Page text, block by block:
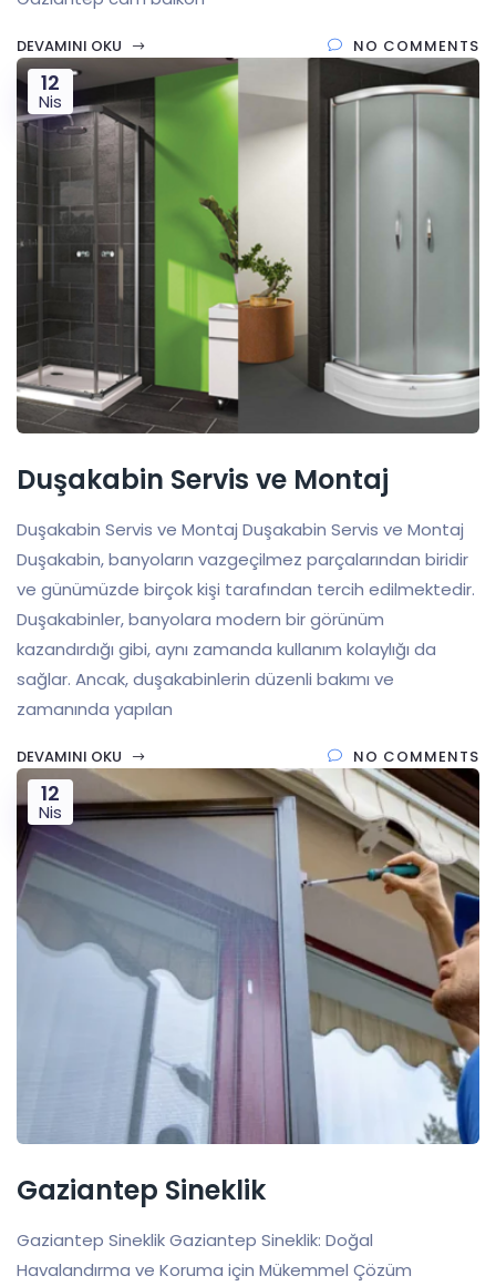
DEVAMINI OKU NO COMMENTS
12
Nis
Duşakabin Servis ve Montaj
Duşakabin Servis ve Montaj Duşakabin Servis ve Montaj
Duşakabin, banyoların vazgeçilmez parçalarından biridir
ve günümüzde birçok kişi tarafından tercih edilmektedir.
Duşakabinler, banyolara modern bir görünüm
kazandırdığı gibi, aynı zamanda kullanım kolaylığı da
sağlar. Ancak, duşakabinlerin düzenli bakımı ve
zamanında yapılan
DEVAMINI OKU NO COMMENTS
12
Nis
Gaziantep Sineklik
Gaziantep Sineklik Gaziantep Sineklik: Doğal
Havalandırma ve Koruma için Mükemmel Çözüm